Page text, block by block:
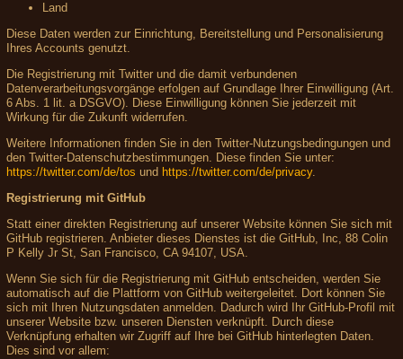
Land
Diese Daten werden zur Einrichtung, Bereitstellung und Personalisierung
Ihres Accounts genutzt.
Die Registrierung mit Twitter und die damit verbundenen
Datenverarbeitungsvorgänge erfolgen auf Grundlage Ihrer Einwilligung (Art.
6 Abs. 1 lit. a DSGVO). Diese Einwilligung können Sie jederzeit mit
Wirkung für die Zukunft widerrufen.
Weitere Informationen finden Sie in den Twitter-Nutzungsbedingungen und
den Twitter-Datenschutzbestimmungen. Diese finden Sie unter:
https://twitter.com/de/tos und https://twitter.com/de/privacy.
Registrierung mit GitHub
Statt einer direkten Registrierung auf unserer Website können Sie sich mit
GitHub registrieren. Anbieter dieses Dienstes ist die GitHub, Inc, 88 Colin
P Kelly Jr St, San Francisco, CA 94107, USA.
Wenn Sie sich für die Registrierung mit GitHub entscheiden, werden Sie
automatisch auf die Plattform von GitHub weitergeleitet. Dort können Sie
sich mit Ihren Nutzungsdaten anmelden. Dadurch wird Ihr GitHub-Profil mit
unserer Website bzw. unseren Diensten verknüpft. Durch diese
Verknüpfung erhalten wir Zugriff auf Ihre bei GitHub hinterlegten Daten.
Dies sind vor allem: